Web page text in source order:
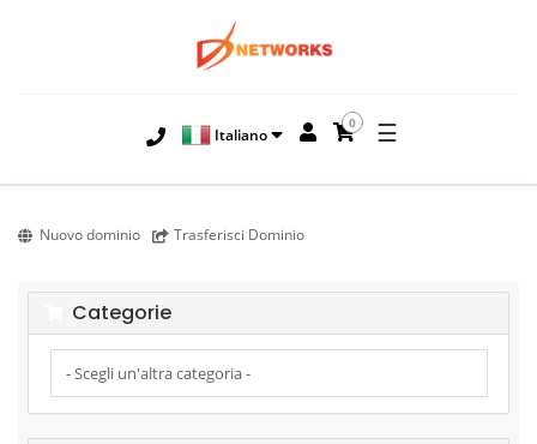
Italiano
0 ☰
Nuovo dominio Trasferisci Dominio
Categorie